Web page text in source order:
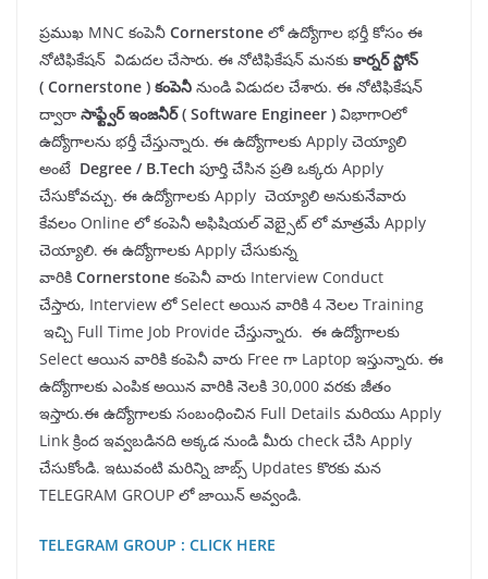
ప్రముఖ MNC కంపెనీ Cornerstone లో ఉద్యోగాల భర్తీ కోసం ఈ
నోటిఫికేషన్ విడుదల చేసారు. ఈ నోటిఫికేషన్ మనకు కార్నర్ స్టోన్
( Cornerstone ) కంపెనీ నుండి విడుదల చేశారు. ఈ నోటిఫికేషన్
ద్వారా సాఫ్ట్వేర్ ఇంజనీర్ ( Software Engineer ) విభాగా౦లో
ఉద్యోగాలను భర్తీ చేస్తున్నారు. ఈ ఉద్యోగాలకు Apply చెయ్యాలి
అంటే Degree / B.Tech పూర్తి చేసిన ప్రతి ఒక్కరు Apply
చేసుకోవచ్చు. ఈ ఉద్యోగాలకు Apply చెయ్యాలి అనుకునేవారు
కేవలం Online లో కంపెనీ అఫిషియల్ వెబ్సైట్ లో మాత్రమే Apply
చెయ్యాలి. ఈ ఉద్యోగాలకు Apply చేసుకున్న
వారికి Cornerstone కంపెనీ వారు Interview Conduct
చేస్తారు, Interview లో Select అయిన వారికి 4 నెలల Training
ఇచ్చి Full Time Job Provide చేస్తున్నారు. ఈ ఉద్యోగాలకు
Select ఆయిన వారికి కంపెనీ వారు Free గా Laptop ఇస్తున్నారు. ఈ
ఉద్యోగాలకు ఎంపిక అయిన వారికి నెలకి 30,000 వరకు జీతం
ఇస్తారు.ఈ ఉద్యోగాలకు సంబంధించిన Full Details మరియు Apply
Link క్రింద ఇవ్వబడినది అక్కడ నుండి మీరు check చేసి Apply
చేసుకోండి. ఇటువంటి మరిన్ని జాబ్స్ Updates కొరకు మన
TELEGRAM GROUP లో జాయిన్ అవ్వండి.
TELEGRAM GROUP : CLICK HERE